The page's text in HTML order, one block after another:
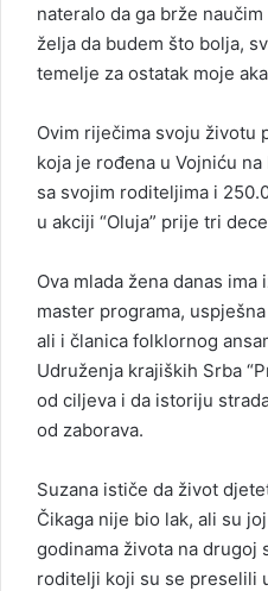
nateralo da ga brže
želja da budem što bolja,
temelje za ostatak moje
Ovim riječima svoju životu
koja je rođena u Vojniću
sa svojim roditeljima i
u akciji “Oluja” prije tri
Ova mlada žena danas
master programa,
ali i članica folklornog
Udruženja krajiških Srba
od ciljeva i da istoriju
od zaborava.
Suzana ističe da život
Čikaga nije bio lak, ali su
godinama života na drugoj
roditelji koji su se preselili